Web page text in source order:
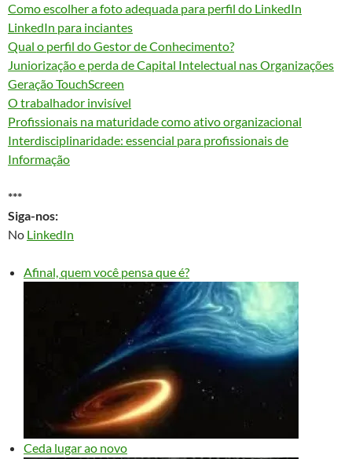
Como escolher a foto adequada para perfil do LinkedIn
LinkedIn para inciantes
Qual o perfil do Gestor de Conhecimento?
Juniorização e perda de Capital Intelectual nas Organizações
Geração TouchScreen
O trabalhador invisível
Profissionais na maturidade como ativo organizacional
Interdisciplinaridade: essencial para profissionais de
Informação
***
Siga-nos:
No LinkedIn
Afinal, quem você pensa que é?
Ceda lugar ao novo